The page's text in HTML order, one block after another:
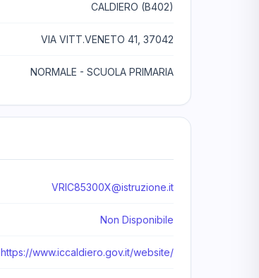
CALDIERO (B402)
VIA VITT.VENETO 41, 37042
NORMALE - SCUOLA PRIMARIA
VRIC85300X@istruzione.it
Non Disponibile
https://www.iccaldiero.gov.it/website/